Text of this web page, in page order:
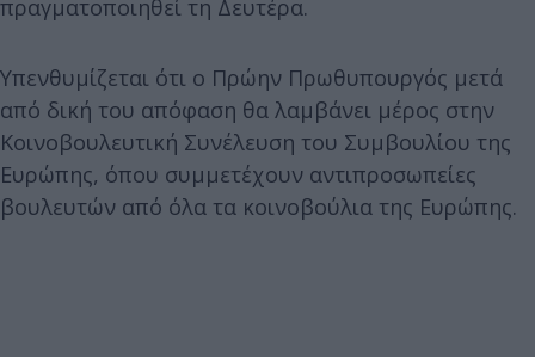
πραγματοποιηθεί τη Δευτέρα.
Υπενθυμίζεται ότι ο Πρώην Πρωθυπουργός μετά
από δική του απόφαση θα λαμβάνει μέρος στην
Κοινοβουλευτική Συνέλευση του Συμβουλίου της
Ευρώπης, όπου συμμετέχουν αντιπροσωπείες
βουλευτών από όλα τα κοινοβούλια της Ευρώπης.